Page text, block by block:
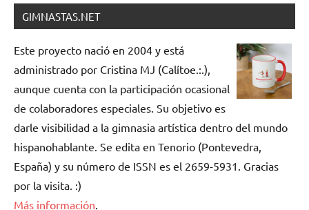
GIMNASTAS.NET
Este proyecto nació en 2004 y está
administrado por Cristina MJ (Calítoe.:.),
aunque cuenta con la participación ocasional
de colaboradores especiales. Su objetivo es
darle visibilidad a la gimnasia artística dentro del mundo
hispanohablante. Se edita en Tenorio (Pontevedra,
España) y su número de ISSN es el 2659-5931. Gracias
por la visita. :)
Más información.